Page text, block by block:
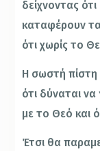
δείχνοντας
καταφέρουν
ότι χωρίς το
Η σωστή πίστη
ότι δύναται να
με το Θεό και
Έτσι θα